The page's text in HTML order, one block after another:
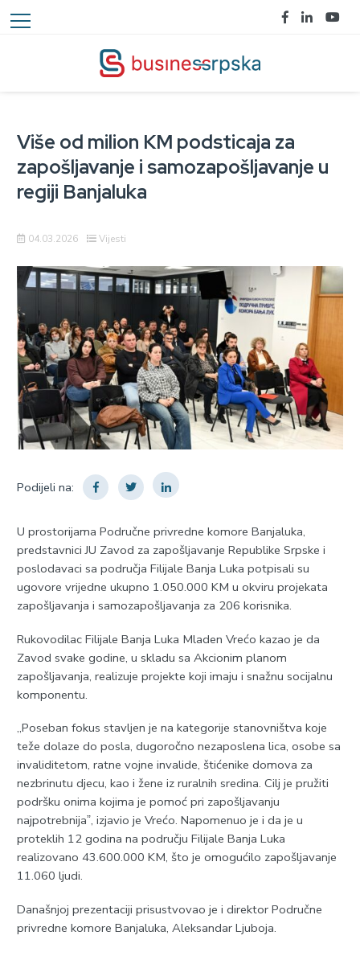
Više od milion KM podsticaja za
zapošljavanje i samozapošljavanje u
regiji Banjaluka
04.03.2026 Vijesti
Podijeli na:
U prostorijama Područne privredne komore Banjaluka,
predstavnici JU Zavod za zapošljavanje Republike Srpske i
poslodavaci sa područja Filijale Banja Luka potpisali su
ugovore vrijedne ukupno 1.050.000 KM u okviru projekata
zapošljavanja i samozapošljavanja za 206 korisnika.
Rukovodilac Filijale Banja Luka Mladen Vrećo kazao je da
Zavod svake godine, u skladu sa Akcionim planom
zapošljavanja, realizuje projekte koji imaju i snažnu socijalnu
komponentu.
,,Poseban fokus stavljen je na kategorije stanovništva koje
teže dolaze do posla, dugoročno nezaposlena lica, osobe sa
invaliditetom, ratne vojne invalide, štićenike domova za
nezbrinutu djecu, kao i žene iz ruralnih sredina. Cilj je pružiti
podršku onima kojima je pomoć pri zapošljavanju
najpotrebnijaˮ, izjavio je Vrećo. Napomenuo je i da je u
proteklih 12 godina na području Filijale Banja Luka
realizovano 43.600.000 KM, što je omogućilo zapošljavanje
11.060 ljudi.
Današnjoj prezentaciji prisustvovao je i direktor Područne
privredne komore Banjaluka, Aleksandar Ljuboja.